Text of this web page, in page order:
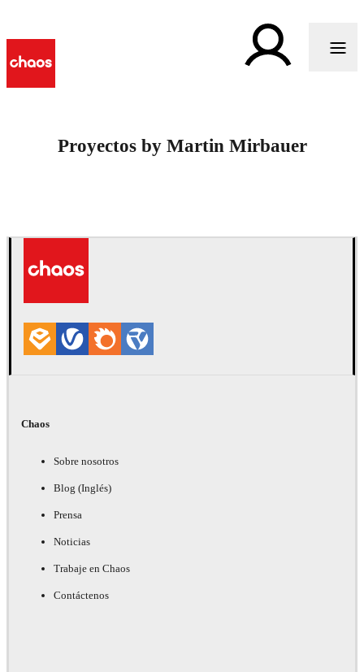
Proyectos by Martin Mirbauer
Chaos
Sobre nosotros
Blog (Inglés)
Prensa
Noticias
Trabaje en Chaos
Contáctenos